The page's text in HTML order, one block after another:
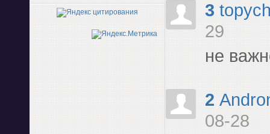
3
29
не
2
08-28